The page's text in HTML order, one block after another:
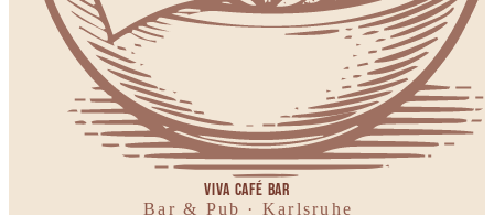
VIVA CAFÉ BAR
Bar & Pub · Karlsruhe